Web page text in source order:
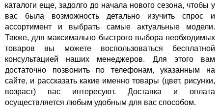
каталоги еще, задолго до начала нового сезона, чтобы у
вас была возможность детально изучить спрос и
ассортимент и выбрать самые актуальные модели.
Также, для максимально быстрого выбора необходимых
товаров вы можете воспользоваться бесплатной
консультацией наших менеджеров. Для этого вам
достаточно позвонить по телефонам, указанным на
сайте, и рассказать какие именно товары (цвет, рисунки,
возраст) вас интересуют. Доставка и оплата
осуществляется любым удобным для вас способом.